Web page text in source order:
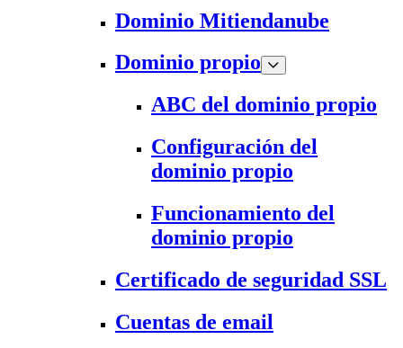
Dominio Mitiendanube
Dominio propio
ABC del dominio propio
Configuración del
dominio propio
Funcionamiento del
dominio propio
Certificado de seguridad SSL
Cuentas de email